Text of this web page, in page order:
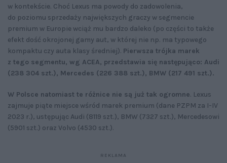
w kontekście. Choć Lexus ma powody do zadowolenia,
do poziomu sprzedaży największych graczy w segmencie
premium w Europie wciąż mu bardzo daleko (po części to także
efekt dość okrojonej gamy aut, w której nie np. ma typowego
kompaktu czy auta klasy średniej). Pierwsza trójka marek
z tego segmentu, wg ACEA, przedstawia się następująco: Audi
(238 304 szt.), Mercedes (226 388 szt.), BMW (217 491 szt.).
W Polsce natomiast te różnice nie są już tak ogromne. Lexus
zajmuje piąte miejsce wśród marek premium (dane PZPM za I-IV
2023 r.), ustępując Audi (8119 szt.), BMW (7327 szt.), Mercedesowi
(5901 szt.) oraz Volvo (4530 szt.).